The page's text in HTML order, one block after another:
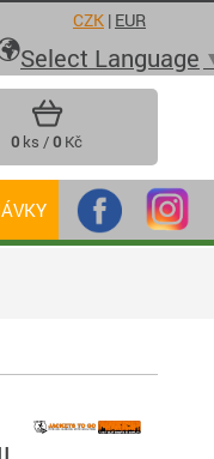
0 ks /0 Kč
CZK | EUR
Select Language